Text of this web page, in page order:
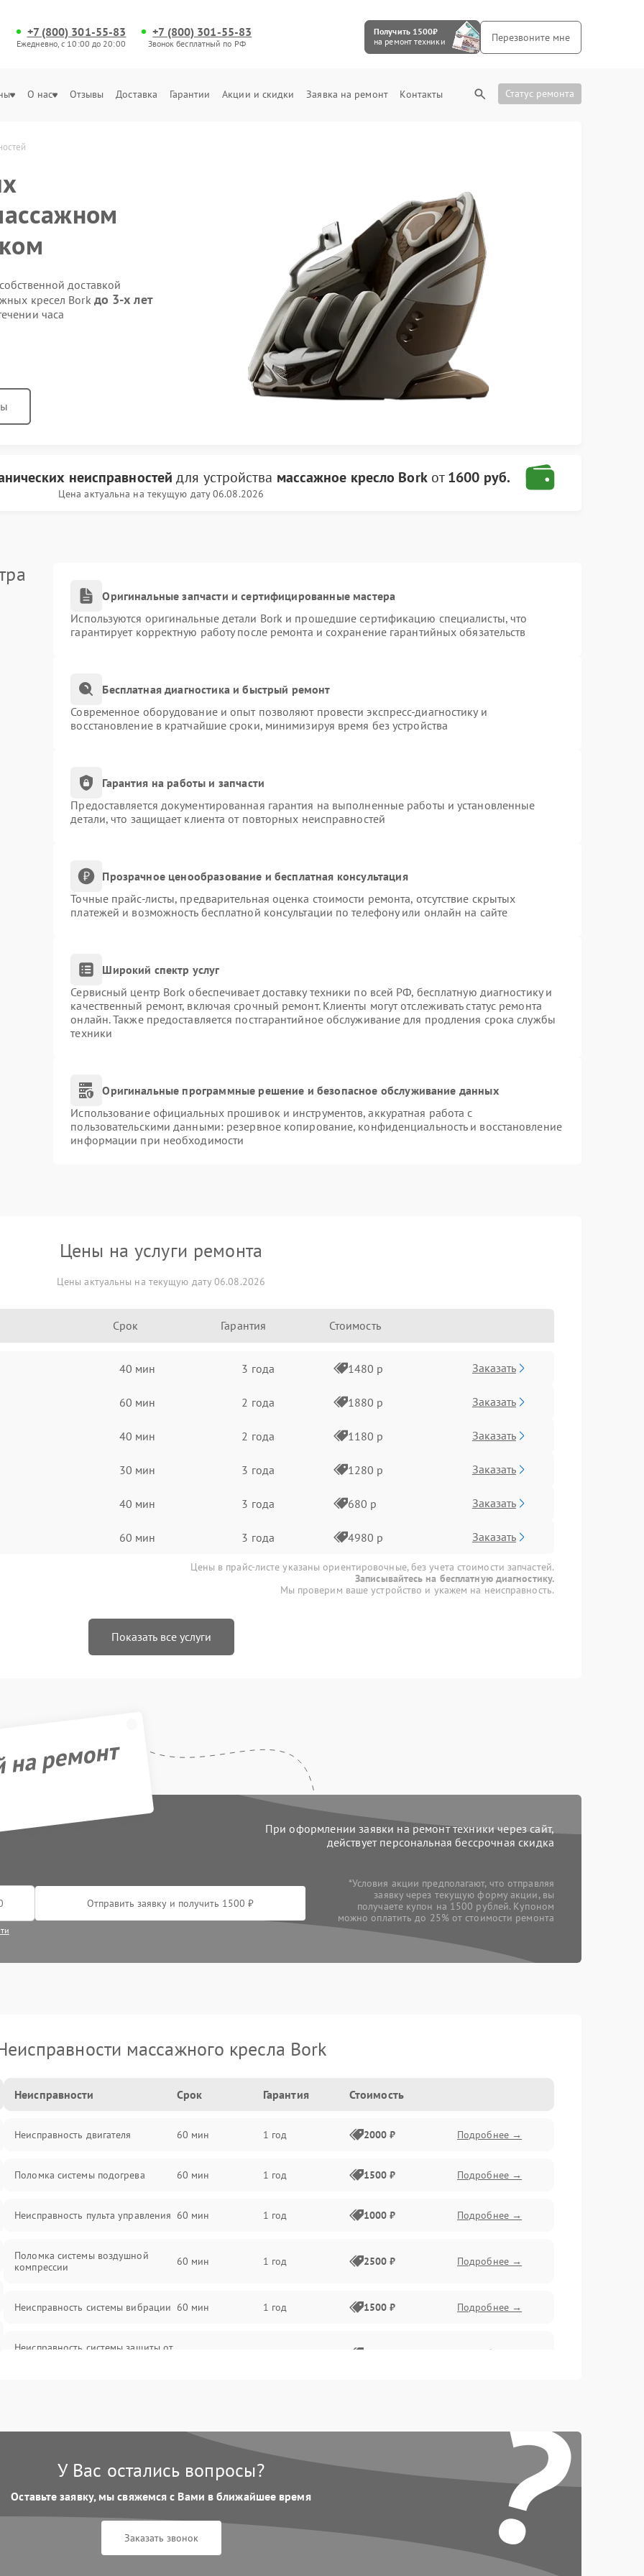
+7 (800) 301-55-83
Ежедневно, с 10:00 до 20:00
+7 (800) 301-55-83
Звонок бесплатный по РФ
Получить 1500₽
на ремонт техники
Перезвоните мне
О нас Отзывы Доставка Гарантии Акции и скидки Заявка на ремонт Контакты Статус ремонта
доставкой
кресел Bork до 3-х лет
часа
неисправностей для устройства массажное кресло Borkот1600 руб.
Цена актуальна на текущую дату 06.08.2026
Оригинальные запчасти и сертифицированные мастера
Используются оригинальные детали Bork и прошедшие сертификацию специалисты, что
гарантирует корректную работу после ремонта и сохранение гарантийных обязательств
Бесплатная диагностика и быстрый ремонт
Современное оборудование и опыт позволяют провести экспресс-диагностику и
восстановление в кратчайшие сроки, минимизируя время без устройства
Гарантия на работы и запчасти
Предоставляется документированная гарантия на выполненные работы и установленные
детали, что защищает клиента от повторных неисправностей
Прозрачное ценообразование и бесплатная консультация
Точные прайс-листы, предварительная оценка стоимости ремонта, отсутствие скрытых
платежей и возможность бесплатной консультации по телефону или онлайн на сайте
Широкий спектр услуг
Сервисный центр Bork обеспечивает доставку техники по всей РФ, бесплатную диагностику и
качественный ремонт, включая срочный ремонт. Клиенты могут отслеживать статус ремонта
онлайн. Также предоставляется постгарантийное обслуживание для продления срока службы
техники
Оригинальные программные решение и безопасное обслуживание данных
Использование официальных прошивок и инструментов, аккуратная работа с
пользовательскими данными: резервное копирование, конфиденциальность и восстановление
информации при необходимости
Цены на услуги ремонта
Цены актуальны на текущую дату 06.08.2026
Срок Гарантия Стоимость
40 мин 3 года 1480 р Заказать
60 мин 2 года 1880 р Заказать
40 мин 2 года 1180 р Заказать
30 мин 3 года 1280 р Заказать
40 мин 3 года 680 р Заказать
60 мин 3 года 4980 р Заказать
Цены в прайс-листе указаны ориентировочные, без учета стоимости запчастей.
Записывайтесь на бесплатную диагностику.
Мы проверим ваше устройство и укажем на неисправность.
Показать все услуги
ремонт
При оформлении заявки на ремонт техники через сайт,
действует персональная бессрочная скидка
Отправить заявку и получить 1500 ₽
*Условия акции предполагают, что отправляя
заявку через текущую форму акции, вы
получаете купон на 1500 рублей. Купоном
можно оплатить до 25% от стоимости ремонта
массажного кресла Bork
Неисправности Срок Гарантия Стоимость
Неисправность двигателя 60 мин 1 год 2000 ₽ Подробнее →
Поломка системы подогрева 60 мин 1 год 1500 ₽ Подробнее →
Неисправность пульта управления 60 мин 1 год 1000 ₽ Подробнее →
Поломка системы воздушной
компрессии
60 мин 1 год 2500 ₽ Подробнее →
Неисправность системы вибрации 60 мин 1 год 1500 ₽ Подробнее →
Неисправность системы защиты от
1500 ₽ Подробнее →
короткого замыкания
1 год
Неисправность системы защиты от
перегрева
Подробнее →
Повреждение системы защиты от
Подробнее →
?
У Вас остались вопросы?
Оставьте заявку, мы свяжемся с Вами в ближайшее время
Заказать звонок